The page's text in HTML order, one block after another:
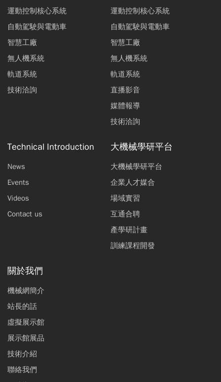
運動控制核心系統
自動駕駛與電動車
智慧工廠
無人機系統
軌道系統
技術洽詢
運動控制核心系統
自動駕駛與電動車
智慧工廠
無人機系統
軌道系統
直播影音
媒體報導
技術洽詢
Technical Introduction
News
Events
Videos
Contact us
大機械學研平台
大機械學研平台
企業人才媒合
場域實習
互通合聘
產學研計畫
訓練課程開發
關於我們
機械網簡介
站長的話
虛擬展示館
展示館展品
技術介紹
聯絡我們